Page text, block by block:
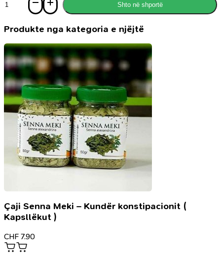
Si
kontrollosh
dhe
ndjenjat
Shto në shportë
Produkte nga kategoria e njëjtë
Çaji Senna Meki – Kundër konstipacionit (
Kapsllëkut )
CHF 7.90